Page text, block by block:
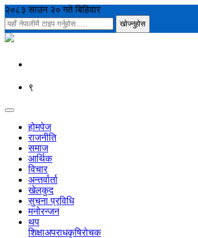
२०८३ साउन २० गते बिहिवार
९
होमपेज
राजनीति
समाज
आर्थिक
विचार
अन्तर्वार्ता
खेलकुद
सुचना प्रविधि
मनोरन्जन
थप
शिक्षाअपराधकृषिरोचक